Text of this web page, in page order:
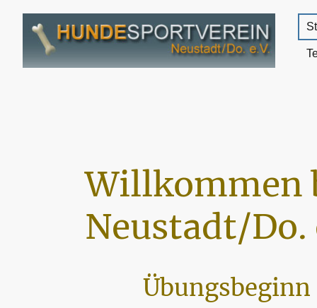
Willkommen
Neustadt/Do.
Übungsbeginn